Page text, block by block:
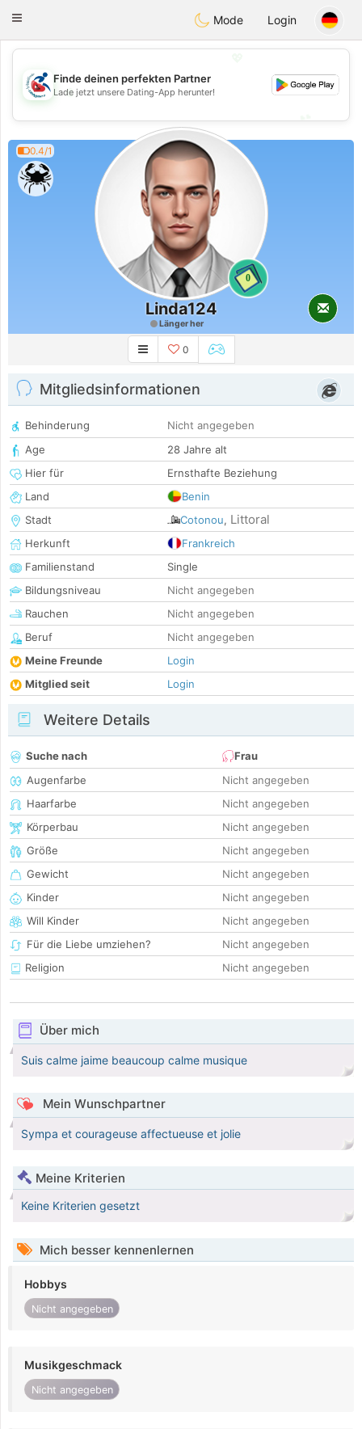
Handi Space
Toggle
Mode Login
💖
💕
Finde deinen perfekten Partner
Lade jetzt unsere Dating-App herunter!
0.4/1
0
Linda124
Länger her
0
Mitgliedsinformationen
Behinderung
Nicht angegeben
Age
28 Jahre alt
Hier für
Ernsthafte Beziehung
Land
Benin
Stadt
Cotonou, Littoral
Herkunft
Frankreich
Familienstand
Single
Bildungsniveau
Nicht angegeben
Rauchen
Nicht angegeben
Beruf
Nicht angegeben
Meine Freunde
Login
Mitglied seit
Login
Weitere Details
Suche nach
Frau
Augenfarbe
Nicht angegeben
Haarfarbe
Nicht angegeben
Körperbau
Nicht angegeben
Größe
Nicht angegeben
Gewicht
Nicht angegeben
Kinder
Nicht angegeben
Will Kinder
Nicht angegeben
Für die Liebe umziehen?
Nicht angegeben
Religion
Nicht angegeben
Über mich
Suis calme jaime beaucoup calme musique
Mein Wunschpartner
Sympa et courageuse affectueuse et jolie
Meine Kriterien
Keine Kriterien gesetzt
Mich besser kennenlernen
Hobbys
Nicht angegeben
Musikgeschmack
Nicht angegeben